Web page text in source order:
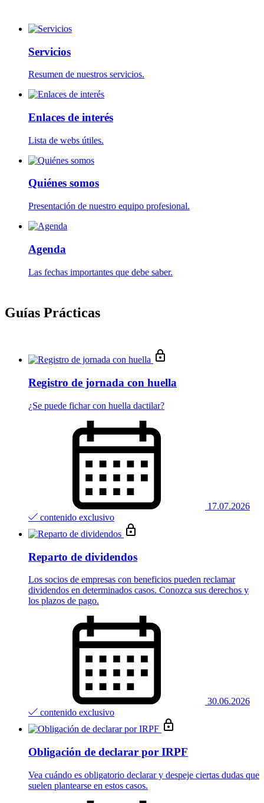
Servicios
Resumen de nuestros servicios.
Enlaces de interés
Lista de webs útiles.
Quiénes somos
Presentación de nuestro equipo profesional.
Agenda
Las fechas importantes que debe saber.
Guías Prácticas
Registro de jornada con huella
¿Se puede fichar con huella dactilar?
17.07.2026
contenido exclusivo
Reparto de dividendos
Los socios de empresas con beneficios pueden reclamar
dividendos en determinados casos. Conozca sus derechos y
los plazos de pago.
30.06.2026
contenido exclusivo
Obligación de declarar por IRPF
Vea cuándo es obligatorio declarar y despeje ciertas dudas que
suelen plantearse en estos casos.